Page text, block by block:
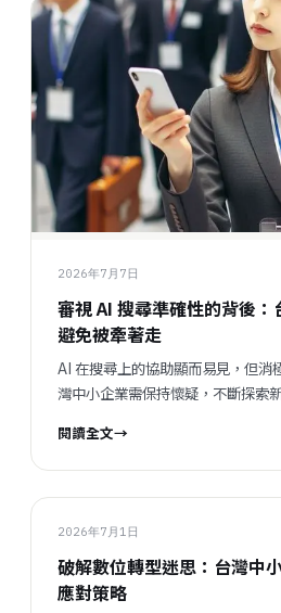
2026年7月7日
審視 AI 搜尋準確性的背後：
避免被牽著走
AI 在搜尋上的協助顯而易見，但消
灣中小企業需保持懷疑，不斷探索
閱讀全文→
2026年7月1日
破解數位轉型迷思：台灣中
應對策略